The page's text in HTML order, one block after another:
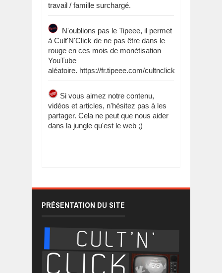
travail / famille surchargé.
N'oublions pas le Tipeee, il permet
à Cult'N'Click de ne pas être dans le
rouge en ces mois de monétisation
YouTube
aléatoire. https://fr.tipeee.com/cultnclick
Si vous aimez notre contenu,
vidéos et articles, n'hésitez pas à les
partager. Cela ne peut que nous aider
dans la jungle qu'est le web ;)
PRÉSENTATION DU SITE